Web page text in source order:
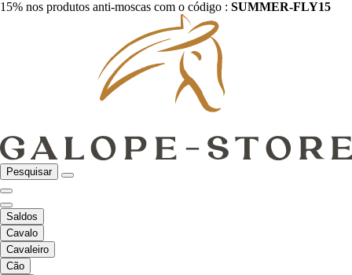
15% nos produtos anti-moscas com o código : SUMMER-FLY15
Pesquisar
Saldos
Cavalo
Cavaleiro
Cão